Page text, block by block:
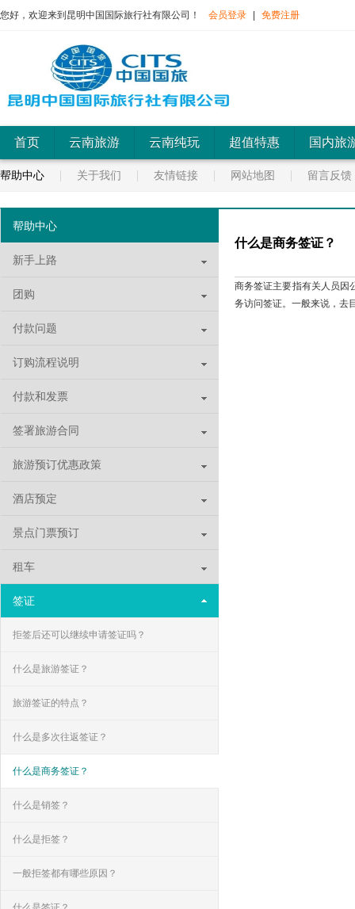
您好，欢迎来到昆明中国国际旅行社有限公司！ 会员登录 免费注册
首页 云南旅游 云南纯玩 超值特惠 国内旅
帮助中心 关于我们 友情链接 网站地图 留言反馈
帮助中心
新手上路
团购
付款问题
订购流程说明
付款和发票
签署旅游合同
旅游预订优惠政策
酒店预定
景点门票预订
租车
签证
拒签后还可以继续申请签证吗？
什么是旅游签证？
旅游签证的特点？
什么是多次往返签证？
什么是商务签证？
什么是销签？
什么是拒签？
一般拒签都有哪些原因？
什么是商务签证？
商务签证主要指有关人员因
务访问签证。一般来说，去